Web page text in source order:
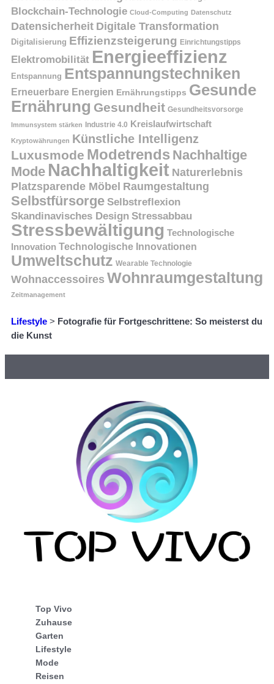
Blockchain-Technologie Cloud-Computing Datenschutz
Datensicherheit Digitale Transformation
Digitalisierung Effizienzsteigerung Einrichtungstipps
Elektromobilität Energieeffizienz
Entspannung Entspannungstechniken
Erneuerbare Energien Ernährungstipps Gesunde
Ernährung Gesundheit Gesundheitsvorsorge
Immunsystem stärken Industrie 4.0 Kreislaufwirtschaft
Kryptowährungen Künstliche Intelligenz
Luxusmode Modetrends Nachhaltige
Mode Nachhaltigkeit Naturerlebnis
Platzsparende Möbel Raumgestaltung
Selbstfürsorge Selbstreflexion
Skandinavisches Design Stressabbau
Stressbewältigung Technologische
Innovation Technologische Innovationen
Umweltschutz Wearable Technologie
Wohnaccessoires Wohnraumgestaltung
Zeitmanagement
Lifestyle > Fotografie für Fortgeschrittene: So meisterst du
die Kunst
Top Vivo
Zuhause
Garten
Lifestyle
Mode
Reisen